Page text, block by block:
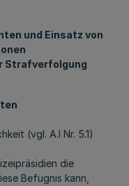
und Einsatz von
Strafverfolgung
(vgl. A.I Nr. 5.1)
die
Befugnis kann,